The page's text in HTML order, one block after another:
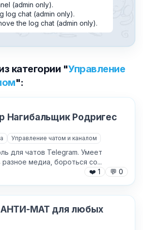
(необязательно)
(admin only).
log chat (admin only).
the log chat (admin only).
категории "Управление
":
Нагибальщик Родригес
Управление чатом и каналом
для чатов Telegram. Умеет
разное медиа, бороться со...
❤️ 1 💬 0
АНТИ-МАТ для любых